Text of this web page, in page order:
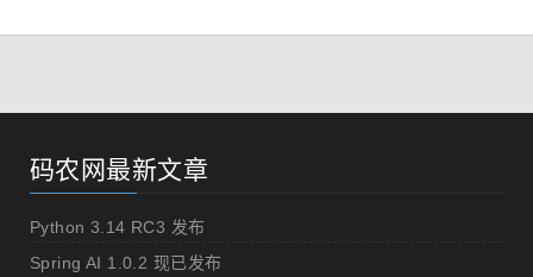
码农网最新文章
Python 3.14 RC3 发布
Spring AI 1.0.2 现已发布